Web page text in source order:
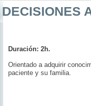
DECISIONES
Duración: 2h.
Orientado a adquirir
paciente y su familia.